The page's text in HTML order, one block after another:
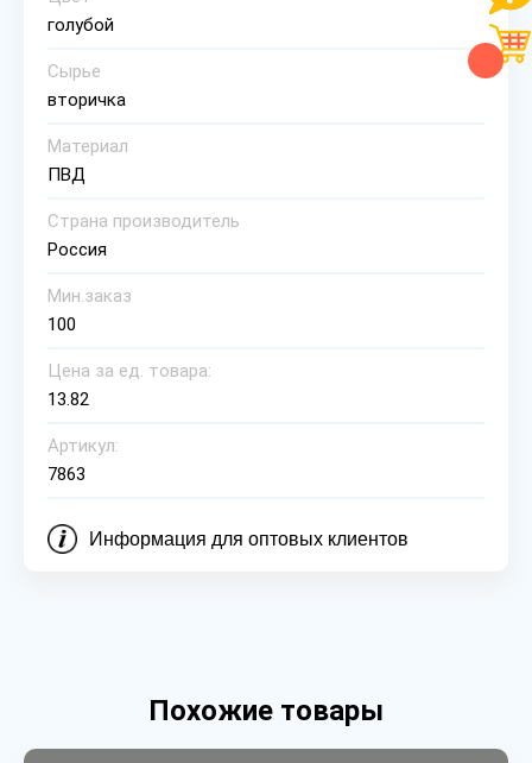
голубой
Сырье
вторичка
Материал
ПВД
Страна производитель
Россия
Мин.заказ
100
Цена за ед. товара:
13.82
Артикул:
7863
Информация для оптовых клиентов
Похожие товары